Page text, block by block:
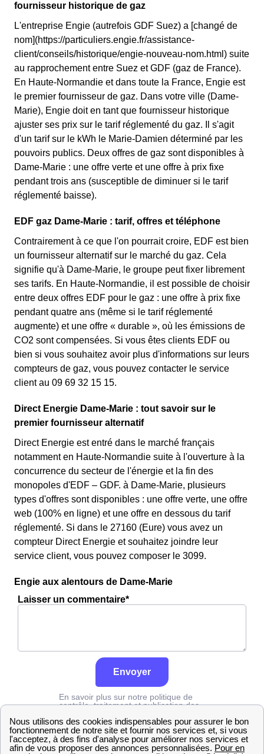
fournisseur historique de gaz
L'entreprise Engie (autrefois GDF Suez) a [changé de
nom](https://particuliers.engie.fr/assistance-
client/conseils/historique/engie-nouveau-nom.html) suite
au rapprochement entre Suez et GDF (gaz de France).
En Haute-Normandie et dans toute la France, Engie est
le premier fournisseur de gaz. Dans votre ville (Dame-
Marie), Engie doit en tant que fournisseur historique
ajuster ses prix sur le tarif réglementé du gaz. Il s'agit
d'un tarif sur le kWh le Marie-Damien déterminé par les
pouvoirs publics. Deux offres de gaz sont disponibles à
Dame-Marie : une offre verte et une offre à prix fixe
pendant trois ans (susceptible de diminuer si le tarif
réglementé baisse).
EDF gaz Dame-Marie : tarif, offres et téléphone
Contrairement à ce que l'on pourrait croire, EDF est bien
un fournisseur alternatif sur le marché du gaz. Cela
signifie qu'à Dame-Marie, le groupe peut fixer librement
ses tarifs. En Haute-Normandie, il est possible de choisir
entre deux offres EDF pour le gaz : une offre à prix fixe
pendant quatre ans (même si le tarif réglementé
augmente) et une offre « durable », où les émissions de
CO2 sont compensées. Si vous êtes clients EDF ou
bien si vous souhaitez avoir plus d'informations sur leurs
compteurs de gaz, vous pouvez contacter le service
client au 09 69 32 15 15.
Direct Energie Dame-Marie : tout savoir sur le
premier fournisseur alternatif
Direct Energie est entré dans le marché français
notamment en Haute-Normandie suite à l'ouverture à la
concurrence du secteur de l'énergie et la fin des
monopoles d'EDF – GDF. à Dame-Marie, plusieurs
types d'offres sont disponibles : une offre verte, une offre
web (100% en ligne) et une offre en dessous du tarif
réglementé. Si dans le 27160 (Eure) vous avez un
compteur Direct Energie et souhaitez joindre leur
service client, vous pouvez composer le 3099.
Engie aux alentours de Dame-Marie
Laisser un commentaire*
Envoyer
En savoir plus sur notre politique de
contrôle, traitement et publication des
Engie Eure Dame-Marie